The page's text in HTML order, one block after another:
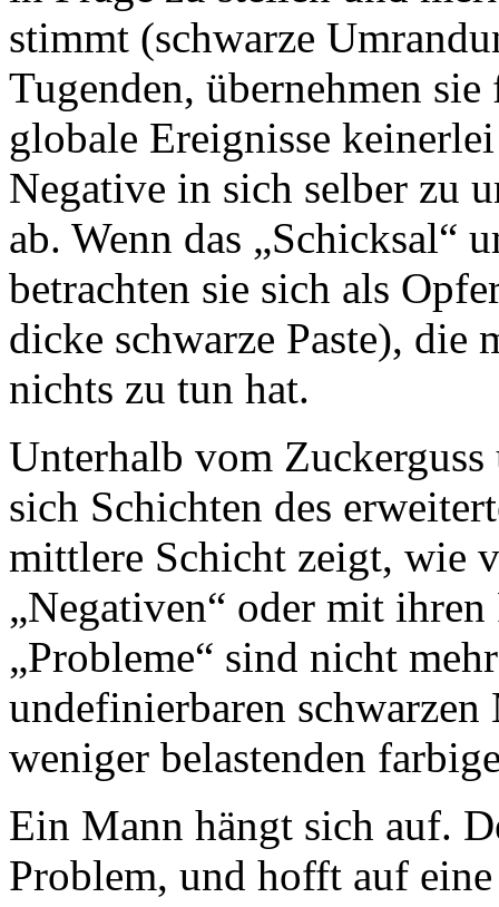
stimmt (schwarze
Tugenden, übernehmen
globale Ereignisse
Negative in sich selber zu
ab. Wenn das „Schicksal“
betrachten sie sich als
dicke schwarze Paste), die
nichts zu tun hat.
Unterhalb vom
sich Schichten des
mittlere Schicht zeigt, wie
„Negativen“ oder mit
„Probleme“ sind nicht
undefinierbaren schwarzen
weniger belastenden
Ein Mann hängt sich auf.
Problem, und hofft auf